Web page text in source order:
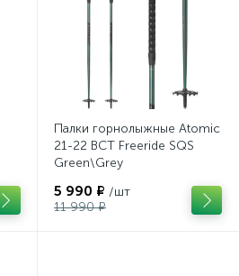
Палки горнолыжные Atomic
21-22 BCT Freeride SQS
Green\Grey
5 990 ₽ /шт
11 990 ₽